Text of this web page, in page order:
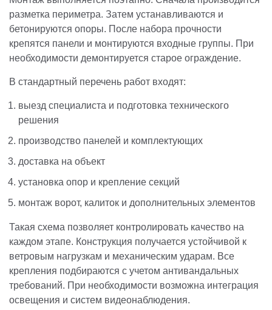
разметка периметра. Затем устанавливаются и
бетонируются опоры. После набора прочности
крепятся панели и монтируются входные группы. При
необходимости демонтируется старое ограждение.
В стандартный перечень работ входят:
выезд специалиста и подготовка технического
решения
производство панелей и комплектующих
доставка на объект
установка опор и крепление секций
монтаж ворот, калиток и дополнительных элементов
Такая схема позволяет контролировать качество на
каждом этапе. Конструкция получается устойчивой к
ветровым нагрузкам и механическим ударам. Все
крепления подбираются с учетом антивандальных
требований. При необходимости возможна интеграция
освещения и систем видеонаблюдения.